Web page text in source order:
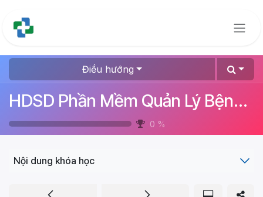
Điều hướng
HDSD Phần Mềm Quản Lý Bệnh Viện (File .PDF)
0 %
Nội dung khóa học